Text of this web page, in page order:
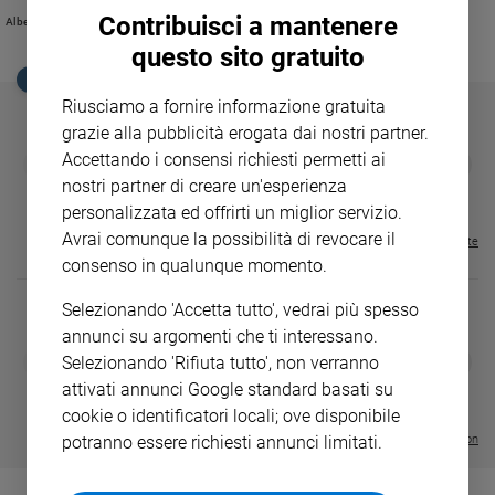
Volontariato
Aziende
settimana
inclusione
Costume
Cultura
disponibilità di armi ad uso privato e l’incapacità della famiglia di chiedere
aiuto e di accorgersi che qualcosa di grave sta accadendo al figlio
Alberto Pellai
GBABY
FAMIGLIA CRISTIANA
€ 83,00
Visualizza tutte le riviste
LE GRANDI BASILICHE ITALIANE
- VOL DA 1 AL 5
€ 64,50
DIARIO G 2026-27
€ 8,90
- € 8,90
Visualizza tutte le collection
Contribuisci a mantenere
questo sito gratuito
Riusciamo a fornire informazione gratuita
grazie alla pubblicità erogata dai nostri partner.
Accettando i consensi richiesti permetti ai
nostri partner di creare un'esperienza
personalizzata ed offrirti un miglior servizio.
Avrai comunque la possibilità di revocare il
consenso in qualunque momento.
Selezionando 'Accetta tutto', vedrai più spesso
annunci su argomenti che ti interessano.
Selezionando 'Rifiuta tutto', non verranno
attivati annunci Google standard basati su
cookie o identificatori locali; ove disponibile
potranno essere richiesti annunci limitati.